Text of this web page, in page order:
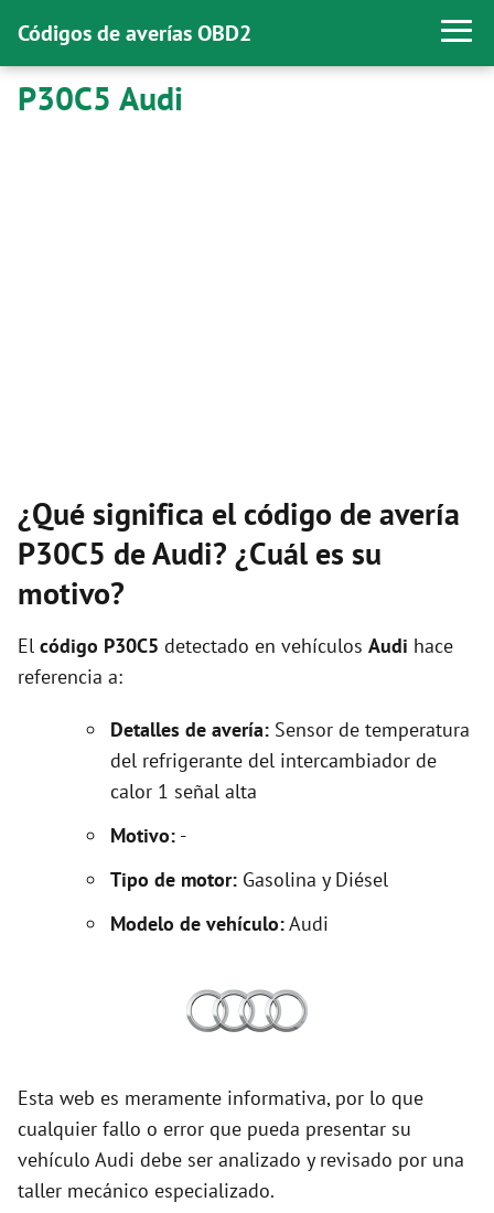
Códigos de averías OBD2
P30C5 Audi
¿Qué significa el código de avería
P30C5 de Audi? ¿Cuál es su
motivo?
El código P30C5 detectado en vehículos Audi hace
referencia a:
Detalles de avería: Sensor de temperatura
del refrigerante del intercambiador de
calor 1 señal alta
Motivo: -
Tipo de motor: Gasolina y Diésel
Modelo de vehículo:Audi
Esta web es meramente informativa, por lo que
cualquier fallo o error que pueda presentar su
vehículo Audi debe ser analizado y revisado por una
taller mecánico especializado.